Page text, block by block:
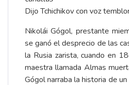
Dijo Tchichikov con voz
Nikolái Gógol, prestante
se ganó el desprecio de las
la Rusia zarista, cuando en
maestra llamada Almas
Gógol narraba la historia de